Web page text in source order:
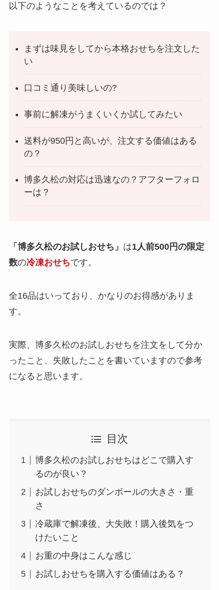
以下のようなことを考えているのでは？
まずは味見をしてから本格おせちを注文した
い
口コミ通り美味しいの?
事前に解凍がうまくいくか試してみたい
送料が950円と高いが、注文する価値はある
の？
博多久松の対応は迅速なの？アフターフォロ
ーは？
「博多久松のお試しおせち」 は1人前500円の限定
数の冷凍おせちです。
全16品はいっており、かなりのお得感がありま
す。
実際、博多久松のお試しおせちを注文をして分か
ったこと、失敗したことを書いていますので参考
になると思います。
目次
博多久松のお試しおせちはどこで購入す
るのが良い？
お試しおせちのダンボールの大きさ・重
さ
冷蔵庫で解凍後、大失敗！購入後気をつ
けたいこと
お重の中身はこんな感じ
お試しおせちを購入する価値はある？